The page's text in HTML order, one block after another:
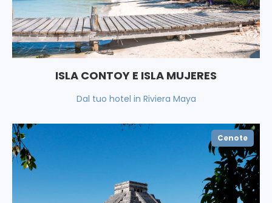
ISLA CONTOY E ISLA MUJERES
Dal tuo hotel in Riviera Maya
Cenote